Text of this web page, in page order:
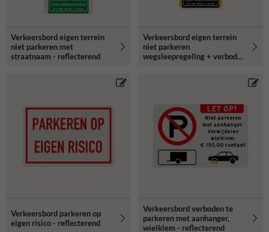
Verkeersbord eigen terrein
niet parkeren met
straatnaam - reflecterend
Verkeersbord eigen terrein
niet parkeren
wegsleepregeling + verboden
Verkeersbord parkeren op
eigen risico - reflecterend
Verkeersbord verboden te
parkeren met aanhanger,
wielklem - reflecterend